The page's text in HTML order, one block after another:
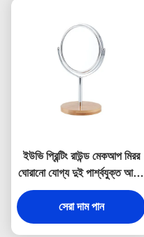
ইউভি প্রিন্টিং রাউন্ড মেকআপ মিরর
ঘোরানো যোগ্য দুই পার্শ্বযুক্ত আয়না
গ্লাস লেজার খোদাই
সেরা দাম পান